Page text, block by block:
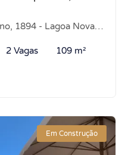
- Lagoa Nova, Natal-RN
2 Vagas 109 m²
Em Construção